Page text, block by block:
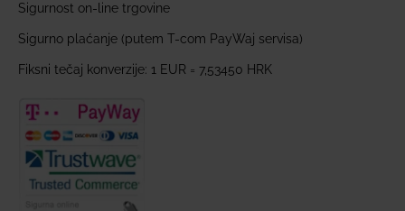
Sigurnost on-line trgovine
Sigurno plaćanje (putem T-com PayWaj servisa)
Fiksni tečaj konverzije: 1 EUR = 7,53450 HRK